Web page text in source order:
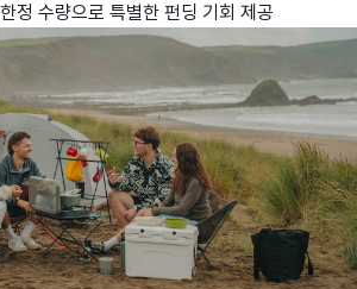
정 수량으로 특별한 펀딩 기회 제공